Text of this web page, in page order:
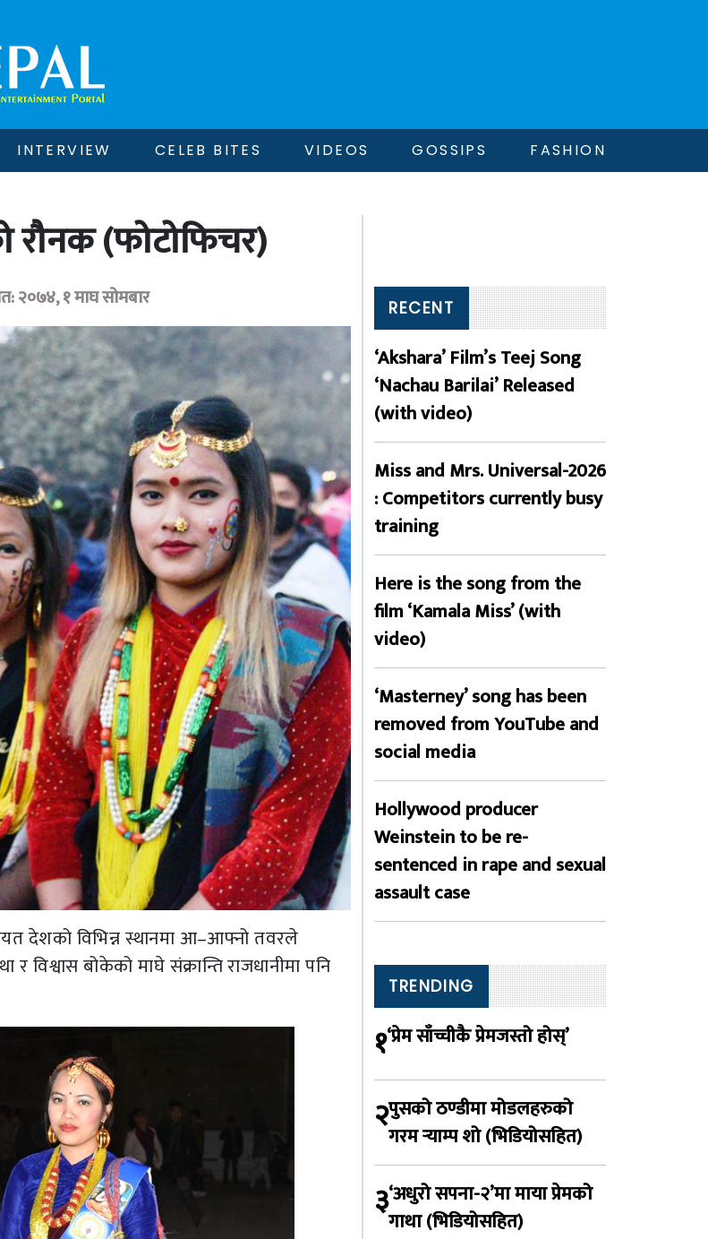
INTERVIEW CELEB BITES VIDEOS GOSSIPS FASHION
रौनक (फोटोफिचर)
२०७४, १ माघ सोमबार
देशको विभिन्न स्थानमा आ–आफ्नो तवरले
बोकेको माघे संक्रान्ति राजधानीमा पनि
RECENT
‘Akshara’ Film’s Teej Song
‘Nachau Barilai’ Released
(with video)
Miss and Mrs. Universal-2026
: Competitors currently busy
training
Here is the song from the
film ‘Kamala Miss’ (with
video)
‘Masterney’ song has been
removed from YouTube and
social media
Hollywood producer
Weinstein to be re-
sentenced in rape and sexual
assault case
TRENDING
१‘प्रेम साँच्चीकै प्रेमजस्तो होस्’
२पुसको ठण्डीमा मोडलहरुको
गरम र्‍याम्प शो (भिडियोसहित)
३‘अधुरो सपना-२’मा माया प्रेमको
गाथा (भिडियोसहित)